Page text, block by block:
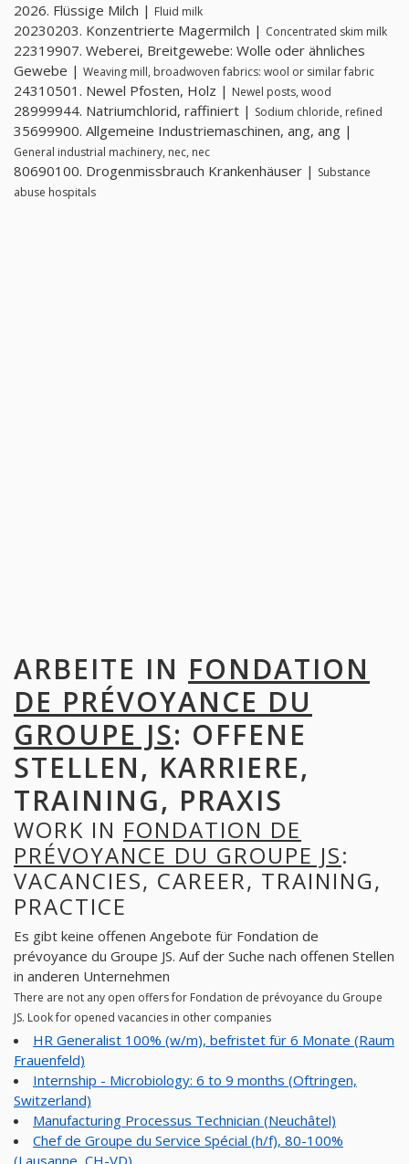
2026. Flüssige Milch | Fluid milk
20230203. Konzentrierte Magermilch | Concentrated skim milk
22319907. Weberei, Breitgewebe: Wolle oder ähnliches
Gewebe | Weaving mill, broadwoven fabrics: wool or similar fabric
24310501. Newel Pfosten, Holz | Newel posts, wood
28999944. Natriumchlorid, raffiniert | Sodium chloride, refined
35699900. Allgemeine Industriemaschinen, ang, ang |
General industrial machinery, nec, nec
80690100. Drogenmissbrauch Krankenhäuser | Substance
abuse hospitals
ARBEITE IN FONDATION
DE PRÉVOYANCE DU
GROUPE JS: OFFENE
STELLEN, KARRIERE,
TRAINING, PRAXIS
WORK IN FONDATION DE
PRÉVOYANCE DU GROUPE JS:
VACANCIES, CAREER, TRAINING,
PRACTICE
Es gibt keine offenen Angebote für Fondation de
prévoyance du Groupe JS. Auf der Suche nach offenen Stellen
in anderen Unternehmen
There are not any open offers for Fondation de prévoyance du Groupe
JS. Look for opened vacancies in other companies
HR Generalist 100% (w/m), befristet für 6 Monate (Raum
Frauenfeld)
Internship - Microbiology: 6 to 9 months (Oftringen,
Switzerland)
Manufacturing Processus Technician (Neuchâtel)
Chef de Groupe du Service Spécial (h/f), 80-100%
(Lausanne, CH-VD)